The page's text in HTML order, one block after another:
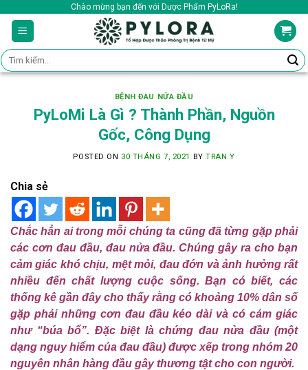
content
Chào mừng bạn đến với Dược Phẩm PyLoRa!
Tìm
kiếm:
BỆNH ĐAU NỬA ĐẦU
PyLoMi Là Gì ? Thành Phần, Nguồn
Gốc, Công Dụng
POSTED ON 30 THÁNG 7, 2021 BYTRAN Y
Chia sẻ
Chắc hẳn ai trong mỗi chúng ta cũng đã từng gặp phải
các cơn đau đầu, đau nửa đầu. Chúng gây ra cho bạn
cảm giác khó chịu, mệt mỏi, đau đớn và ảnh hưởng rất
nhiều đến chất lượng cuộc sống. Bạn có biết, các
thống kê gần đây cho thấy rằng có khoảng 10% dân số
gặp phải những cơn đau đầu kéo dài và có cảm giác
như “búa bổ”. Đặc biệt là chứng đau nửa đầu (một
dạng nguy hiểm của đau đầu) được xếp trong nhóm 20
nguyên nhân hàng đầu gây thương tật cho con người.